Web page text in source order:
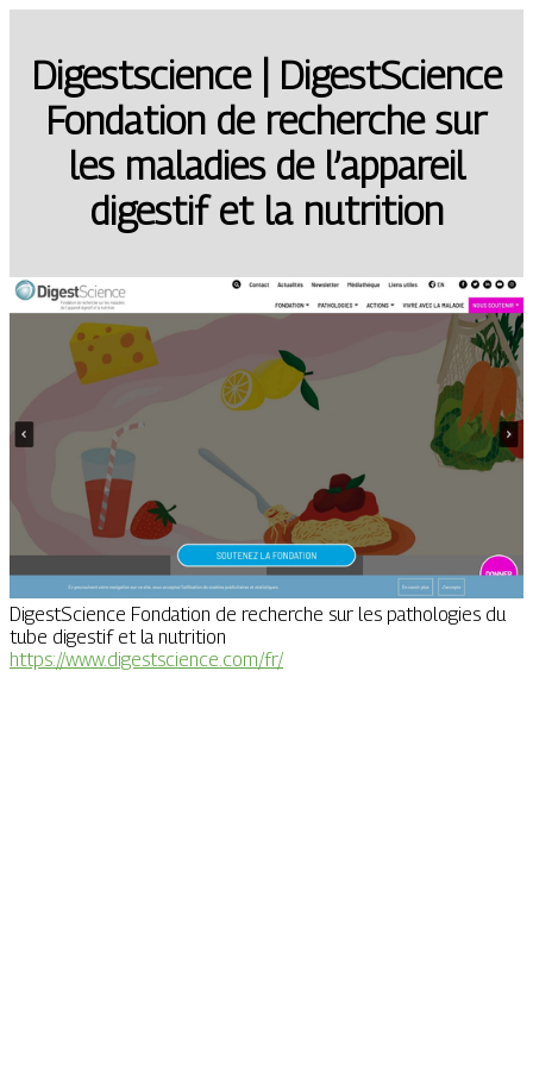
Di­gests­cien­ce | Di­gestScien­ce
Fondation de recherche sur
les maladies de l’appareil
digestif et la nutrition
DigestScience Fondation de recherche sur les pathologies du
tube digestif et la nutrition
https://www.digestscience.com/fr/